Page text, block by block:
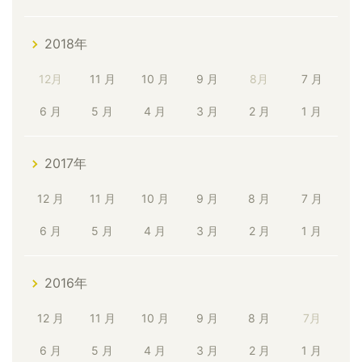
2018年
12月 11 月 10 月 9 月 8月 7 月
6 月 5 月 4 月 3 月 2 月 1 月
2017年
12 月 11 月 10 月 9 月 8 月 7 月
6 月 5 月 4 月 3 月 2 月 1 月
2016年
12 月 11 月 10 月 9 月 8 月 7月
6 月 5 月 4 月 3 月 2 月 1 月